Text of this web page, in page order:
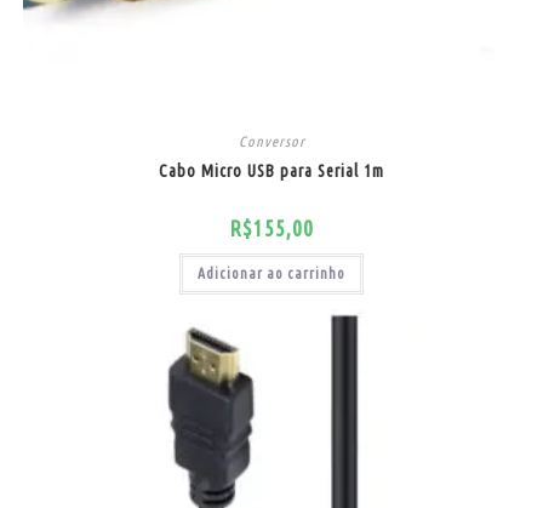
Conversor
Cabo Micro USB para Serial 1m
R$155,00
Adicionar ao carrinho